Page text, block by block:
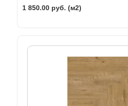
1 850.00 руб. (м2)